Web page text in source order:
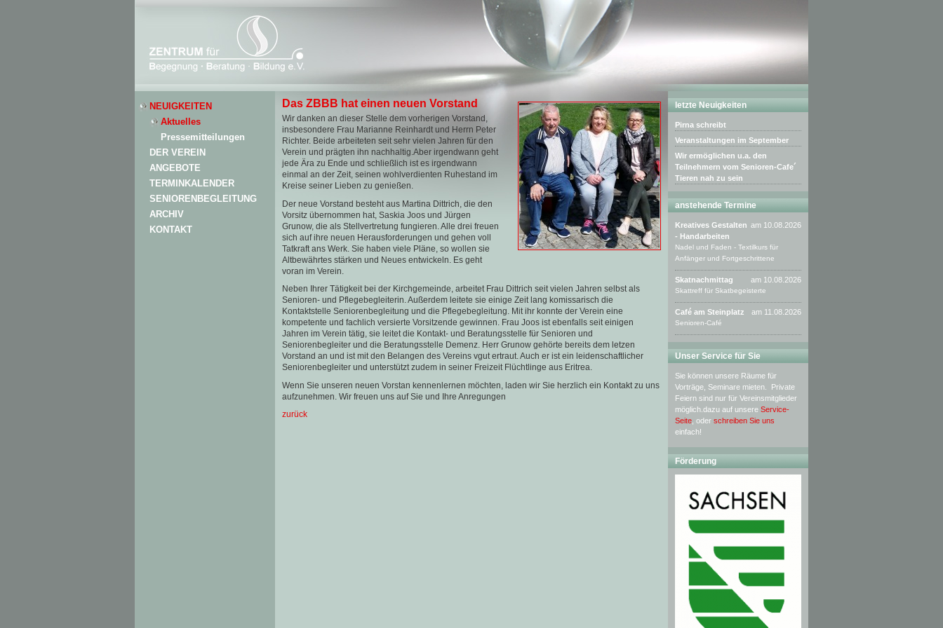
NEUIGKEITEN
Aktuelles
Pressemitteilungen
DER VEREIN
ANGEBOTE
TERMINKALENDER
SENIORENBEGLEITUNG
ARCHIV
KONTAKT
Das ZBBB hat einen neuen Vorstand
Wir danken an dieser Stelle dem vorherigen Vorstand,
insbesondere Frau Marianne Reinhardt und Herrn Peter
Richter. Beide arbeiteten seit sehr vielen Jahren für den
Verein und prägten ihn nachhaltig.Aber irgendwann geht
jede Ära zu Ende und schließlich ist es irgendwann
einmal an der Zeit, seinen wohlverdienten Ruhestand im
Kreise seiner Lieben zu genießen.
Der neue Vorstand besteht aus Martina Dittrich, die den
Vorsitz übernommen hat, Saskia Joos und Jürgen
Grunow, die als Stellvertretung fungieren. Alle drei freuen
sich auf ihre neuen Herausforderungen und gehen voll
Tatkraft ans Werk. Sie haben viele Pläne, so wollen sie
Altbewährtes stärken und Neues entwickeln. Es geht
voran im Verein.
Neben Ihrer Tätigkeit bei der Kirchgemeinde, arbeitet Frau Dittrich seit vielen Jahren selbst als
Senioren- und Pflegebegleiterin. Außerdem leitete sie einige Zeit lang komissarisch die
Kontaktstelle Seniorenbegleitung und die Pflegebegleitung. Mit ihr konnte der Verein eine
kompetente und fachlich versierte Vorsitzende gewinnen. Frau Joos ist ebenfalls seit einigen
Jahren im Verein tätig, sie leitet die Kontakt- und Beratungsstelle für Senioren und
Seniorenbegleiter und die Beratungsstelle Demenz. Herr Grunow gehörte bereits dem letzen
Vorstand an und ist mit den Belangen des Vereins vgut ertraut. Auch er ist ein leidenschaftlicher
Seniorenbegleiter und unterstützt zudem in seiner Freizeit Flüchtlinge aus Eritrea.
Wenn Sie unseren neuen Vorstan kennenlernen möchten, laden wir Sie herzlich ein Kontakt zu uns
aufzunehmen. Wir freuen uns auf Sie und Ihre Anregungen
zurück
letzte Neuigkeiten
Pirna schreibt
Veranstaltungen im September
Wir ermöglichen u.a. den
Teilnehmern vom Senioren-Cafe´
Tieren nah zu sein
anstehende Termine
am 10.08.2026
Kreatives Gestalten
- Handarbeiten
Nadel und Faden - Textilkurs für
Anfänger und Fortgeschrittene
am 10.08.2026
Skatnachmittag
Skattreff für Skatbegeisterte
am 11.08.2026
Café am Steinplatz
Senioren-Café
Unser Service für Sie
Sie können unsere Räume für
Vorträge, Seminare mieten. Private
Feiern sind nur für Vereinsmitglieder
möglich.dazu auf unsere Service-
Seite , oder schreiben Sie uns
einfach!
Förderung